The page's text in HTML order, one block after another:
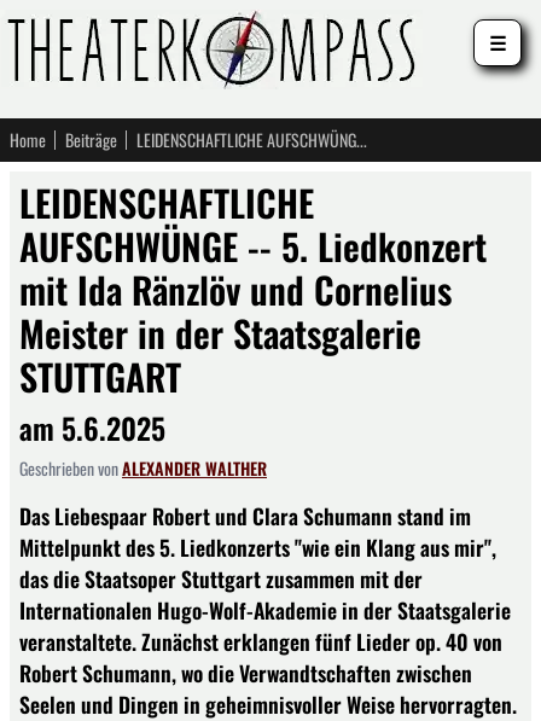
Home Beiträge LEIDENSCHAFTLICHE AUFSCHWÜNGE -- 5. Liedkonzert mit Ida Ränzlöv und Cornelius Meister in der Staatsgalerie STUTTGART
LEIDENSCHAFTLICHE
AUFSCHWÜNGE -- 5. Liedkonzert
mit Ida Ränzlöv und Cornelius
Meister in der Staatsgalerie
STUTTGART
am 5.6.2025
Geschrieben vonALEXANDER WALTHER
Das Liebespaar Robert und Clara Schumann stand im
Mittelpunkt des 5. Liedkonzerts "wie ein Klang aus mir",
das die Staatsoper Stuttgart zusammen mit der
Internationalen Hugo-Wolf-Akademie in der Staatsgalerie
veranstaltete. Zunächst erklangen fünf Lieder op. 40 von
Robert Schumann, wo die Verwandtschaften zwischen
Seelen und Dingen in geheimnisvoller Weise hervorragten.
☰